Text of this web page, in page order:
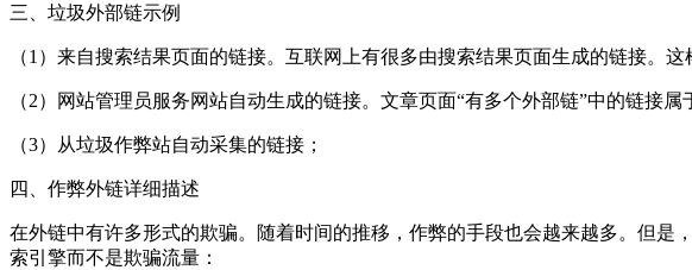
三、垃圾外部链示例
（1）来自搜索结果页面的链接。互联网上有很多由搜索结果页面生成的链接。
（2）网站管理员服务网站自动生成的链接。文章页面“有多个外部链”中的链接属
（3）从垃圾作弊站自动采集的链接；
四、作弊外链详细描述
在外链中有许多形式的欺骗。随着时间的推移，作弊的手段也会越来越多。但
索引擎而不是欺骗流量：